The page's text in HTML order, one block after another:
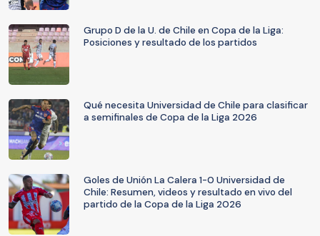
Grupo D de la U. de Chile en Copa de la Liga:
Posiciones y resultado de los partidos
Qué necesita Universidad de Chile para clasificar
a semifinales de Copa de la Liga 2026
Goles de Unión La Calera 1-0 Universidad de
Chile: Resumen, videos y resultado en vivo del
partido de la Copa de la Liga 2026